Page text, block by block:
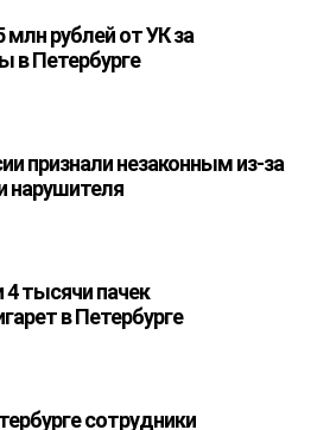
млн рублей от УК за
в Петербурге
признали незаконным из-за
нарушителя
тысячи пачек
в Петербурге
сотрудники